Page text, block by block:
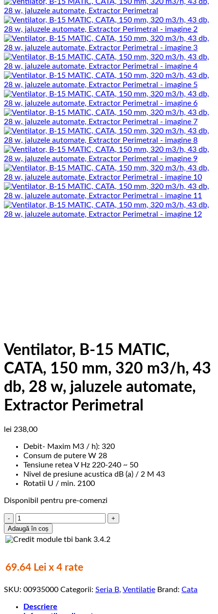
Ventilator, B-15 MATIC,
CATA, 150 mm, 320 m3/h, 43
db, 28 w, jaluzele automate,
Extractor Perimetral
lei 238,00
Debit- Maxim M3 / h): 320
Consum de putere W 28
Tensiune retea V Hz 220-240 ~ 50
Nivel de presiune acustica dB (a) / 2 M 43
Rotatii U / min. 2100
Disponibil pentru pre-comenzi
Cantitate
Ventilator,
B-
CATA,
150
320
43
Adaugă în coș
69.64 Lei x 4 rate
SKU: 00935000 Categorii: Seria B, Ventilatie Brand: Cata
Descriere